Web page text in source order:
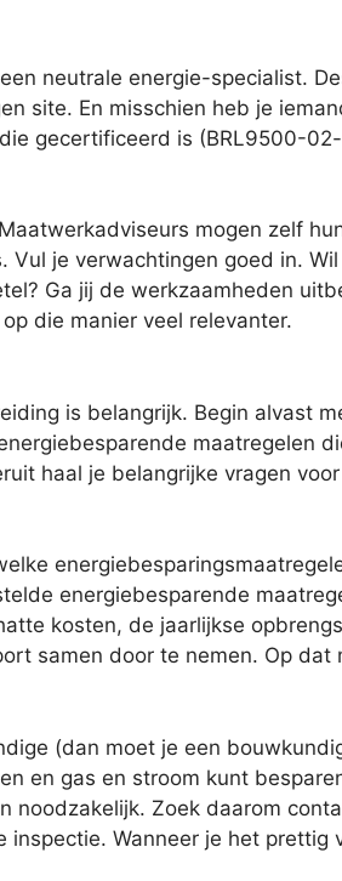
neutrale energie-specialist.
site. En misschien heb je
gecertificeerd is (BRL9500-
mogen zelf
je verwachtingen goed in.
Ga jij de werkzaamheden
die manier veel relevanter.
is belangrijk. Begin alvast
maatregelen
haal je belangrijke vragen
energiebesparende
kosten, de jaarlijkse
samen door te nemen. Op
(dan moet je een
en gas en stroom kunt
noodzakelijk. Zoek daarom
Wanneer je het